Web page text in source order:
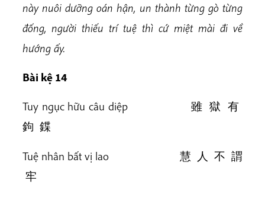
này nuôi dưỡng oán hận, un thành từng gò từng
đống, người thiếu trí tuệ thì cứ miệt mài đi về
hướng ấy.
Bài kệ 14
Tuy ngục hữu câu diệp 雖 獄 有
鉤 鍱
Tuệ nhân bất vị lao 慧 人 不 謂
牢